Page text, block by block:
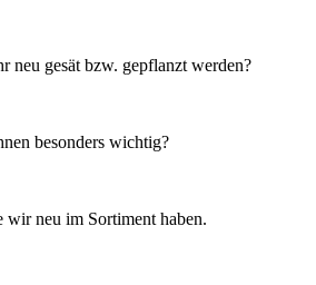
neu gesät bzw. gepflanzt werden?
besonders wichtig?
neu im Sortiment haben.